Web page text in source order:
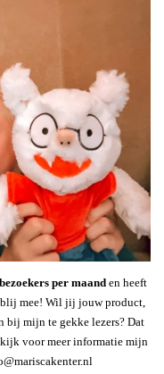
per maanden heeft
blij mee! Wil jij jouw product,
bij mijn te gekke lezers? Dat
voor meer informatie mijn